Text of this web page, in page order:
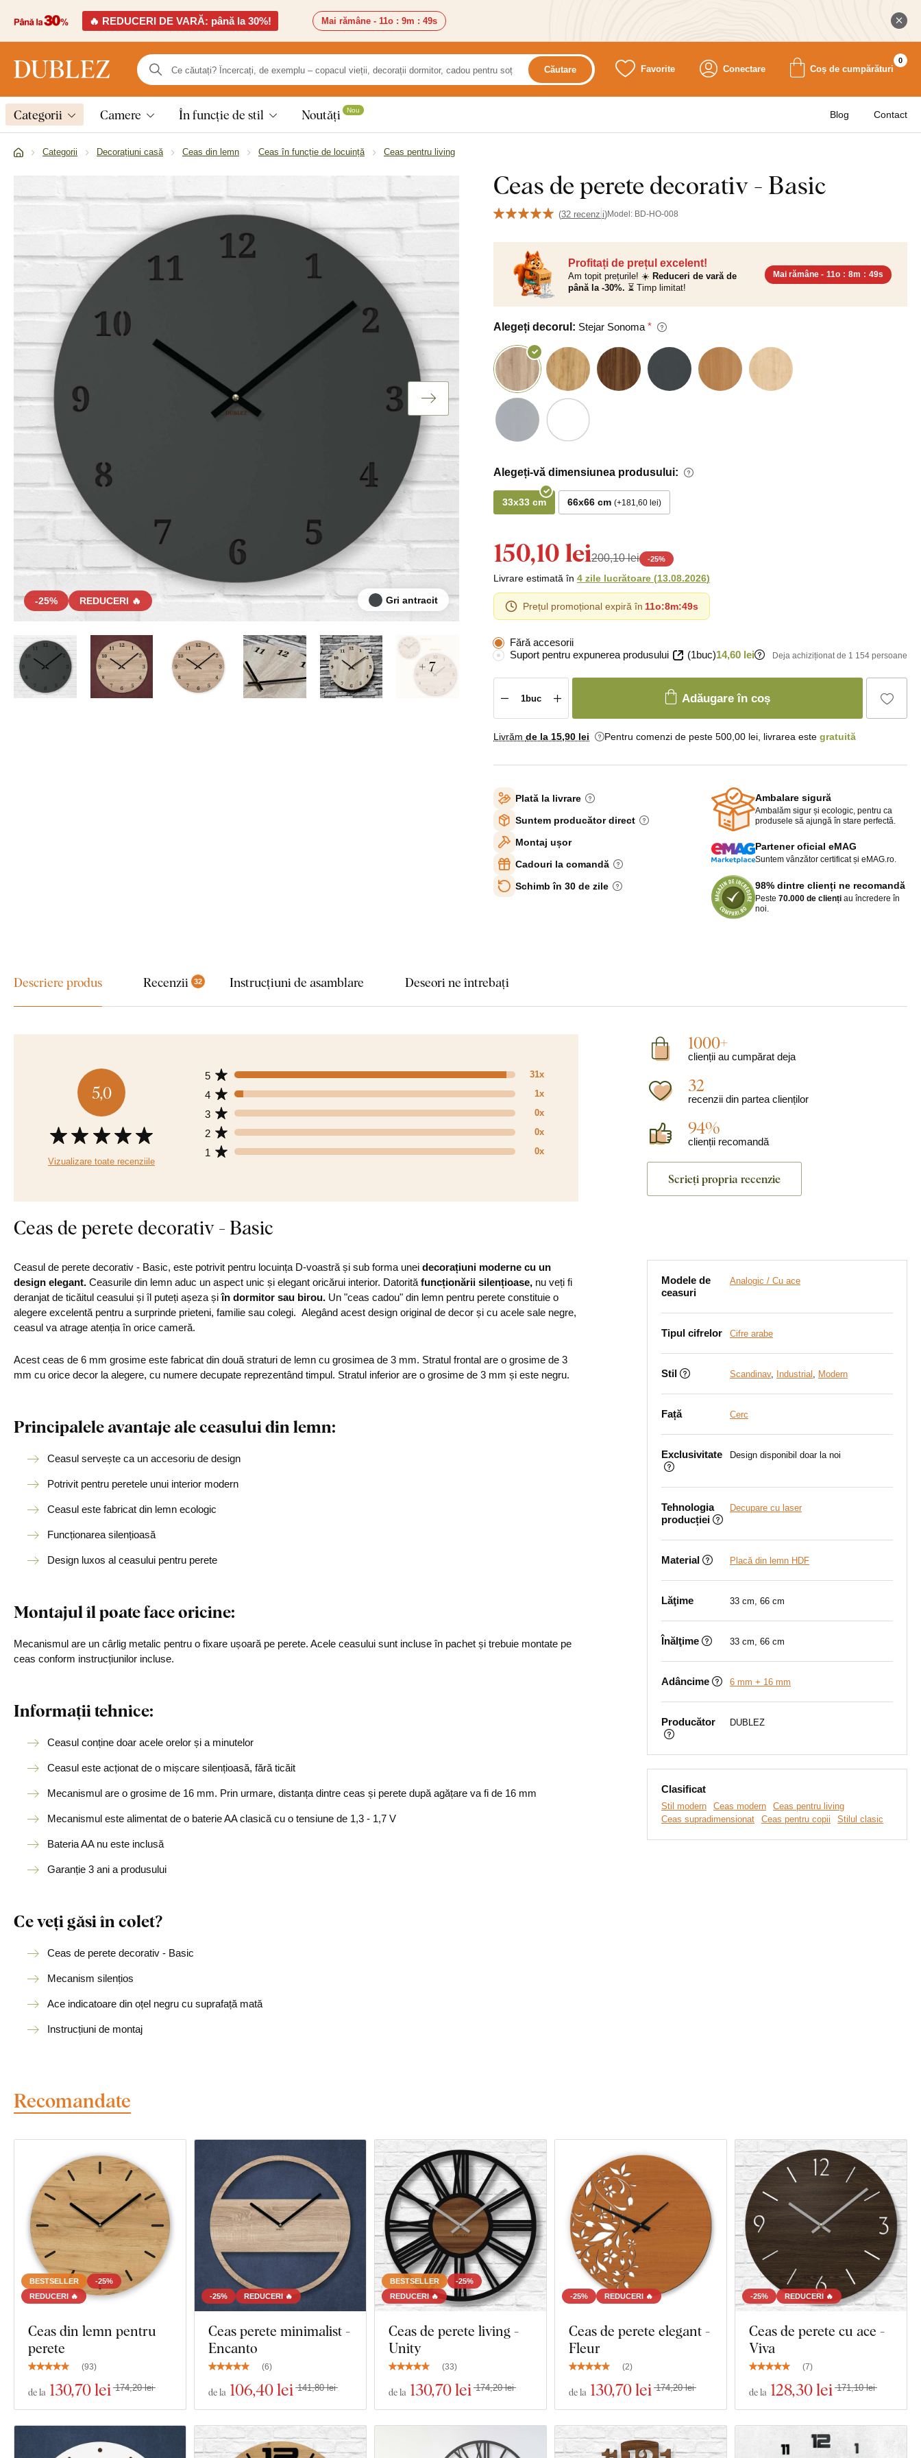
🔥 REDUCERI DE VARĂ: până la 30%! Mai rămâne - 11o : 9m : 48s
Căutare Favorite Conectare Coș de cumpărături
0
Categorii Camere În funcție de stil Noutăți Nou Blog Contact
Categorii Decorațiuni casă Ceas din lemn Ceas în funcție de locuință Ceas pentru living
Ceas de perete decorativ - Basic
(32 recenzii)Model: BD-HO-008
-25% REDUCERI 🔥 Gri antracit
+ 7
Profitați de prețul excelent!
Am topit prețurile! ☀️ Reduceri de vară de
până la -30%. ⏳ Timp limitat!
Mai rămâne - 11o : 8m : 47s
Alegeți decorul: Stejar Sonoma
Alegeți-vă dimensiunea produsului:
33x33 cm 66x66 cm +181,60 lei
150,10 lei200,10 lei -25%
Livrare estimată în 4 zile lucrătoare (13.08.2026)
Prețul promoțional expiră în 11o:8m:47s
Fără accesorii
Suport pentru expunerea produsului
(1buc)14,60 lei Deja achiziționat de 1 154 persoane
Adăugare în coș
Livrăm de la 15,90 lei Pentru comenzi de peste 500,00 lei, livrarea este gratuită
Plată la livrare
Suntem producător direct
Montaj ușor
Cadouri la comandă
Schimb în 30 de zile
Ambalare sigură
Ambalăm sigur și ecologic, pentru ca
produsele să ajungă în stare perfectă.
Partener oficial eMAG
Suntem vânzător certificat și eMAG.ro.
98% dintre clienți ne recomandă
Peste 70.000 de clienți au încredere în
noi.
Descriere produs Recenzii 32 Instrucțiuni de asamblare Deseori ne întrebați
5,0
Vizualizare toate recenziile
1 0x
2 0x
3 0x
4 1x
5 31x
1000+
clienții au cumpărat deja
32
recenzii din partea clienților
94%
clienții recomandă
Scrieți propria recenzie
Ceas de perete decorativ - Basic
Ceasul de perete decorativ - Basic, este potrivit pentru locuința D-voastră și sub forma unei decorațiuni moderne cu un
design elegant. Ceasurile din lemn aduc un aspect unic și elegant oricărui interior. Datorită funcționării silențioase, nu veți fi
deranjat de ticăitul ceasului și îl puteți așeza șiîn dormitor sau birou. Un "ceas cadou" din lemn pentru perete constituie o
alegere excelentă pentru a surprinde prieteni, familie sau colegi. Alegând acest design original de decor și cu acele sale negre,
ceasul va atrage atenția în orice cameră.
Acest ceas de 6 mm grosime este fabricat din două straturi de lemn cu grosimea de 3 mm. Stratul frontal are o grosime de 3
mm cu orice decor la alegere, cu numere decupate reprezentând timpul. Stratul inferior are o grosime de 3 mm și este negru.
Principalele avantaje ale ceasului din lemn:
Ceasul servește ca un accesoriu de design
Potrivit pentru peretele unui interior modern
Ceasul este fabricat din lemn ecologic
Funcționarea silențioasă
Design luxos al ceasului pentru perete
Montajul îl poate face oricine:
Mecanismul are un cârlig metalic pentru o fixare ușoară pe perete. Acele ceasului sunt incluse în pachet și trebuie montate pe
ceas conform instrucțiunilor incluse.
Informații tehnice:
Ceasul conține doar acele orelor și a minutelor
Ceasul este acționat de o mișcare silențioasă, fără ticăit
Mecanismul are o grosime de 16 mm. Prin urmare, distanța dintre ceas și perete după agățare va fi de 16 mm
Mecanismul este alimentat de o baterie AA clasică cu o tensiune de 1,3 - 1,7 V
Bateria AA nu este inclusă
Garanție 3 ani a produsului
Ce veți găsi în colet?
Ceas de perete decorativ - Basic
Mecanism silențios
Ace indicatoare din oțel negru cu suprafață mată
Instrucțiuni de montaj
Modele de
ceasuri
Analogic / Cu ace
Tipul cifrelor Cifre arabe
Stil Scandinav, Industrial , Modern
Față Cerc
Exclusivitate Design disponibil doar la noi
Tehnologia
producției
Decupare cu laser
Material Placă din lemn HDF
Lăţime 33 cm, 66 cm
Înălţime 33 cm, 66 cm
Adâncime 6 mm + 16 mm
Producător DUBLEZ
Clasificat
Stil modern Ceas modern
Ceas pentru living
Ceas supradimensionat
Ceas pentru copii Stilul clasic
Recomandate
BESTSELLER
-25%
REDUCERI 🔥
Ceas din lemn pentru
perete
(93)
de la 130,70 lei 174,20 lei
-25% REDUCERI 🔥
Ceas perete minimalist -
Encanto
(6)
de la 106,40 lei 141,80 lei
BESTSELLER
-25%
REDUCERI 🔥
Ceas de perete living -
Unity
(33)
de la 130,70 lei 174,20 lei
-25% REDUCERI 🔥
Ceas de perete elegant -
Fleur
(2)
de la 130,70 lei 174,20 lei
-25% REDUCERI 🔥
Ceas de perete cu ace -
Viva
(7)
de la 128,30 lei 171,10 lei